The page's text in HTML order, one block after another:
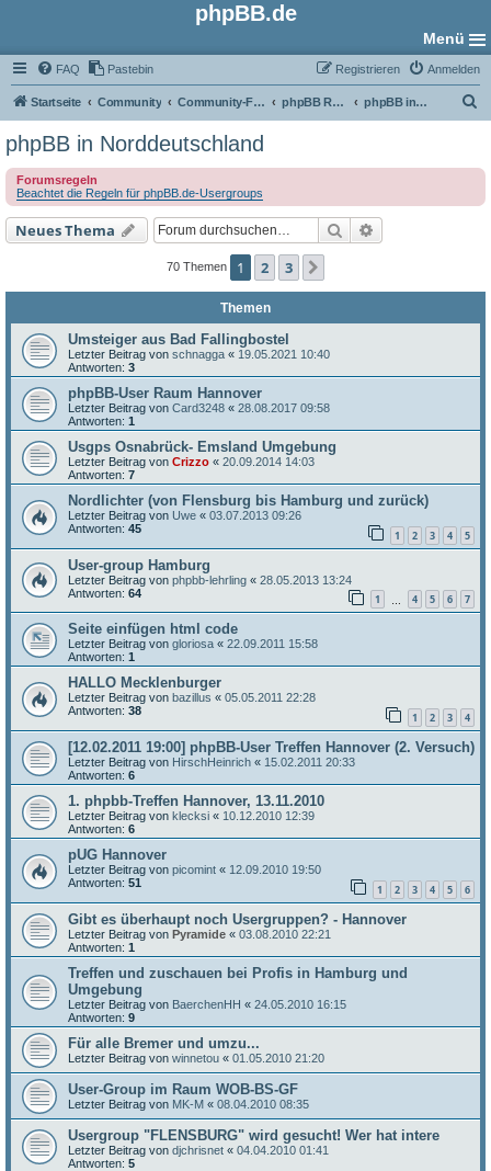
phpBB.de
Menü
FAQ Pastebin Anmelden
Registrieren
Startseite Community Community-Foren phpBB Regional phpBB in Norddeutschland
e
phpBB in Norddeutschland
Forumsregeln
Beachtet die Regeln für phpBB.de-Usergroups
Neues Thema Suche
70 Themen 1 2 3
Themen
Umsteiger aus Bad Fallingbostel
Letzter Beitrag von schnagga « 19.05.2021 10:40
Antworten: 3
phpBB-User Raum Hannover
Letzter Beitrag von Card3248 « 28.08.2017 09:58
Antworten: 1
Usgps Osnabrück- Emsland Umgebung
Letzter Beitrag von Crizzo « 20.09.2014 14:03
Antworten: 7
Nordlichter (von Flensburg bis Hamburg und zurück)
Letzter Beitrag von Uwe « 03.07.2013 09:26
Antworten: 45 1 2 3 4 5
User-group Hamburg
Letzter Beitrag von phpbb-lehrling « 28.05.2013 13:24
Antworten: 64 1 4 5 6 7
Seite einfügen html code
Letzter Beitrag von gloriosa « 22.09.2011 15:58
Antworten: 1
HALLO Mecklenburger
Letzter Beitrag von bazillus « 05.05.2011 22:28
Antworten: 38 1 2 3 4
[12.02.2011 19:00] phpBB-User Treffen Hannover (2. Versuch)
Letzter Beitrag von HirschHeinrich « 15.02.2011 20:33
Antworten: 6
1. phpbb-Treffen Hannover, 13.11.2010
Letzter Beitrag von klecksi « 10.12.2010 12:39
Antworten: 6
pUG Hannover
Letzter Beitrag von picomint « 12.09.2010 19:50
Antworten: 51 1 2 3 4 5 6
Gibt es überhaupt noch Usergruppen? - Hannover
Letzter Beitrag von Pyramide « 03.08.2010 22:21
Antworten: 1
Treffen und zuschauen bei Profis in Hamburg und
Umgebung
Letzter Beitrag von BaerchenHH « 24.05.2010 16:15
Antworten: 9
Für alle Bremer und umzu...
Letzter Beitrag von winnetou « 01.05.2010 21:20
User-Group im Raum WOB-BS-GF
Letzter Beitrag von MK-M « 08.04.2010 08:35
Usergroup "FLENSBURG" wird gesucht! Wer hat intere
Letzter Beitrag von djchrisnet « 04.04.2010 01:41
Antworten: 5